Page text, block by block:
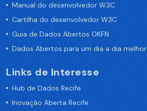
Manual do desenvolvedor W3C
Cartilha do desenvolvedor W3C
Guia de Dados Abertos OKFN
Dados Abertos para um dia a dia melhor
Links de Interesse
Hub de Dados Recife
Inovação Aberta Recife